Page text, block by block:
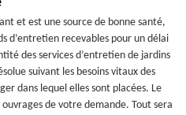
et est une source de bonne santé,
d’entretien recevables pour un délai
des services d’entretien de jardins
suivant les besoins vitaux des
dans lequel elles sont placées. Le
de votre demande. Tout sera